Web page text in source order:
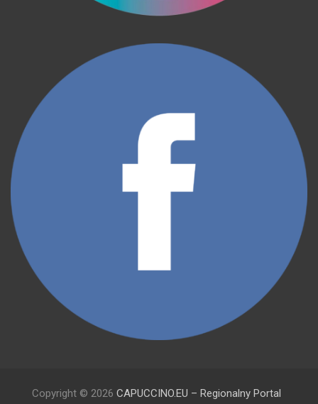
Copyright © 2026 CAPUCCINO.EU – Regionalny Portal